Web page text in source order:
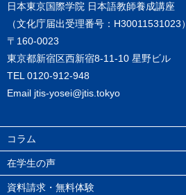
日本東京国際学院 日本語教師養成講座
（文化庁届出受理番号：H30011531023）
〒160-0023
東京都新宿区西新宿8-11-10 星野ビル
TEL 0120-912-948
Email jtis-yosei@jtis.tokyo
コラム
在学生の声
資料請求・無料体験